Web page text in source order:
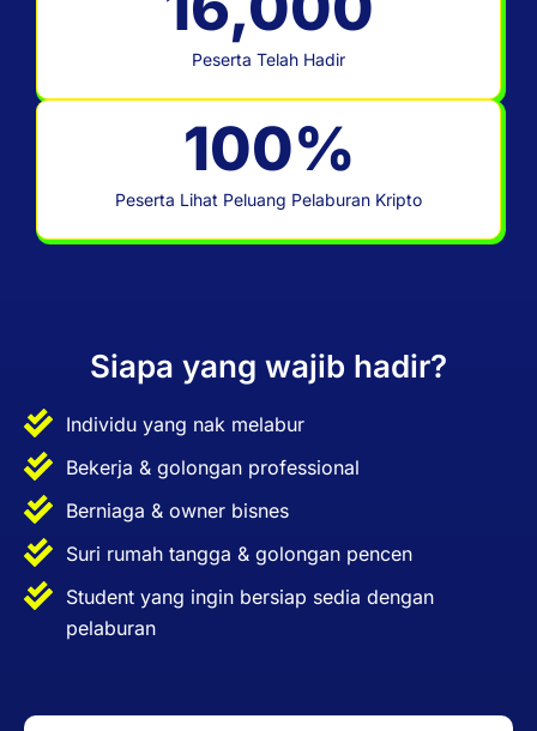
Peserta Telah Hadir
Peserta Lihat Peluang Pelaburan Kripto
100%
Siapa yang wajib hadir?
Individu yang nak melabur
Bekerja & golongan professional
Berniaga & owner bisnes
Suri rumah tangga & golongan pencen
Student yang ingin bersiap sedia dengan
pelaburan